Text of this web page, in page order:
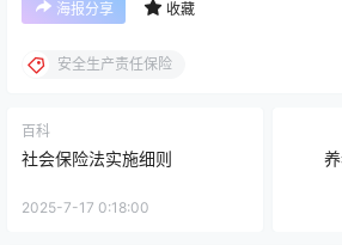
海报分享 收藏
安全生产责任保险
百科
社会保险法实施细则
2025-7-17 0:18:00